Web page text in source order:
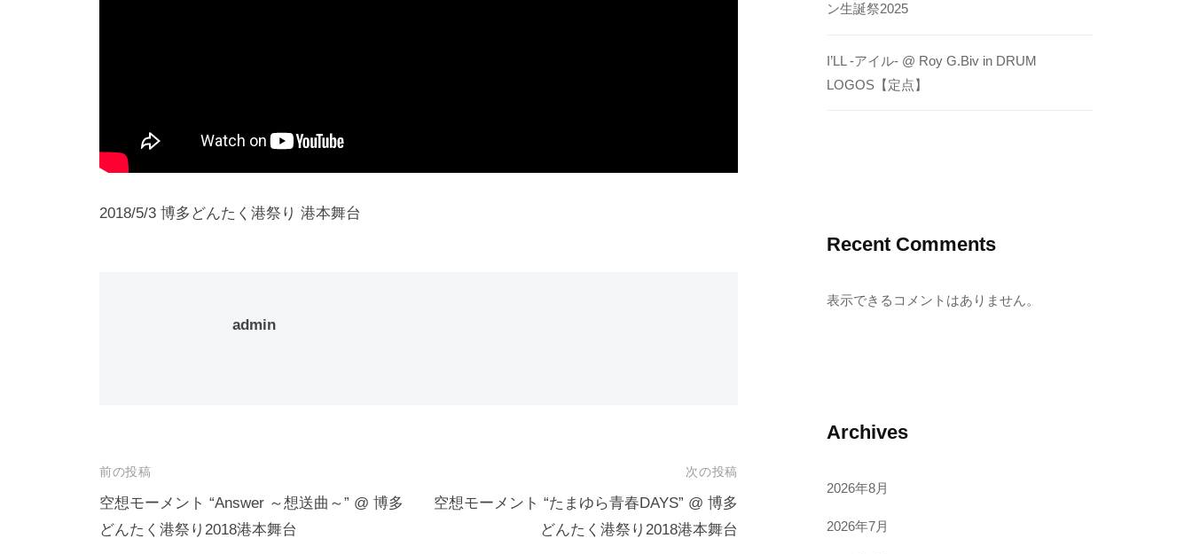
2018/5/3 博多どんたく港祭り 港本舞台
admin
投
稿
ナ
前の投稿
空想モーメント “Answer ～想送曲～” @ 博多
どんたく港祭り2018港本舞台
次の投稿
空想モーメント “たまゆら青春DAYS” @ 博多
どんたく港祭り2018港本舞台
ン生誕祭2025
I’LL -アイル- @ Roy G.Biv in DRUM
LOGOS【定点】
Recent Comments
表示できるコメントはありません。
Archives
2026年8月
2026年7月